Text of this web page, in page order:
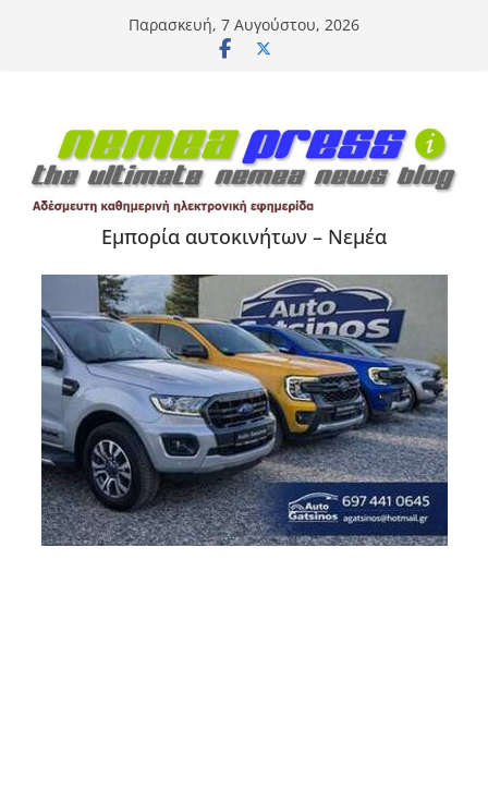
Παρασκευή, 7 Αυγούστου, 2026
Εμπορία αυτοκινήτων – Νεμέα